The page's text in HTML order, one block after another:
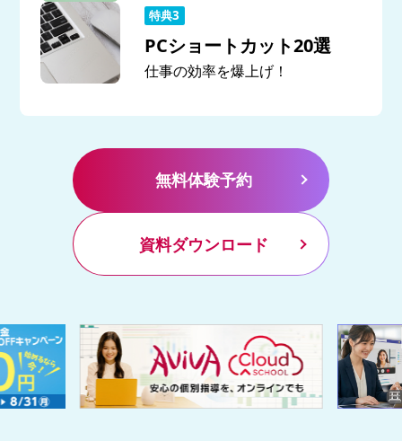
PCショートカット20選
仕事の効率を爆上げ！
無料体験予約
資料ダウンロード